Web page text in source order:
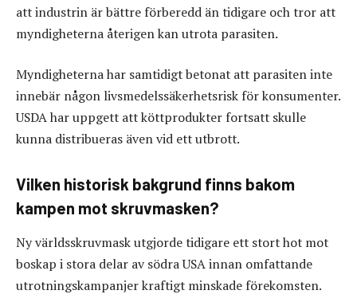
att industrin är bättre förberedd än tidigare och tror att
myndigheterna återigen kan utrota parasiten.
Myndigheterna har samtidigt betonat att parasiten inte
innebär någon livsmedelssäkerhetsrisk för konsumenter.
USDA har uppgett att köttprodukter fortsatt skulle
kunna distribueras även vid ett utbrott.
Vilken historisk bakgrund finns bakom
kampen mot skruvmasken?
Ny världsskruvmask utgjorde tidigare ett stort hot mot
boskap i stora delar av södra USA innan omfattande
utrotningskampanjer kraftigt minskade förekomsten.